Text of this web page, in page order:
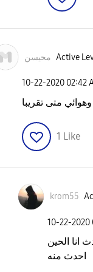
محيسن Active
‎10-22-2020 02:42
وهوائي متى تقريبا
1 Like
krom55
‎10-22-2020
الحين
احدث منه